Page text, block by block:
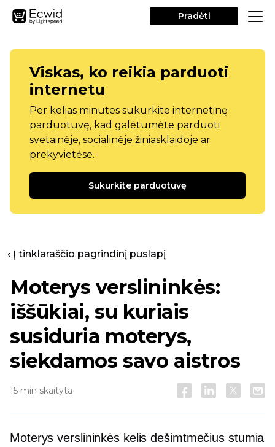
Pradėti
Viskas, ko reikia parduoti
internetu
Per kelias minutes sukurkite internetinę
parduotuvę, kad galėtumėte parduoti
svetainėje, socialinėje žiniasklaidoje ar
prekyvietėse.
Sukurkite parduotuvę
‹ Į tinklaraščio pagrindinį puslapį
Moterys verslininkės:
iššūkiai, su kuriais
susiduria moterys,
siekdamos savo aistros
15 min skaityta
Moterys verslininkės kelis dešimtmečius stumia